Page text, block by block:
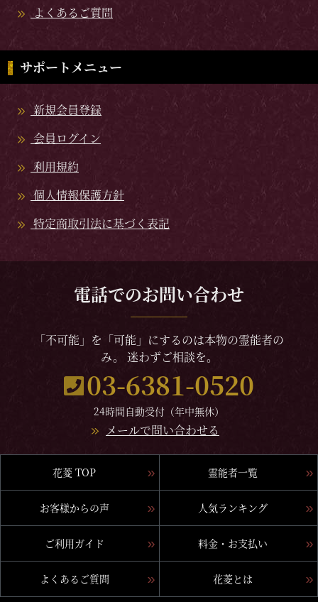
よくあるご質問
サポートメニュー
新規会員登録
会員ログイン
利用規約
個人情報保護方針
特定商取引法に基づく表記
電話でのお問い合わせ
「不可能」を「可能」にするのは本物の霊能者の
み。 迷わずご相談を。
03-6381-0520
24時間自動受付（年中無休）
メールで問い合わせる
花菱 TOP 霊能者一覧
お客様からの声 人気ランキング
ご利用ガイド 料金・お支払い
よくあるご質問 花菱とは